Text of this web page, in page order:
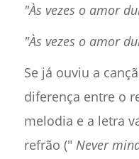
"Às vezes o amor
"Às vezes o amor
Se já ouviu a
diferença entre o
melodia e a letra
refrão (" Never